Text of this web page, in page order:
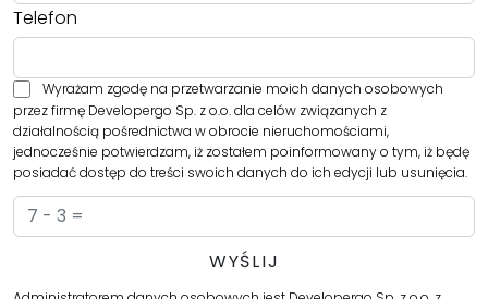
Telefon
Wyrażam zgodę na przetwarzanie moich danych osobowych
przez firmę Developergo Sp. z o.o. dla celów związanych z
działalnością pośrednictwa w obrocie nieruchomościami,
jednocześnie potwierdzam, iż zostałem poinformowany o tym, iż będę
posiadać dostęp do treści swoich danych do ich edycji lub usunięcia.